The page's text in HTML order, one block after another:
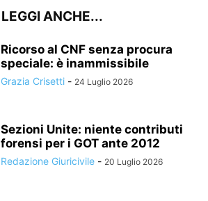
LEGGI ANCHE...
Ricorso al CNF senza procura
speciale: è inammissibile
Grazia Crisetti - 24 Luglio 2026
Sezioni Unite: niente contributi
forensi per i GOT ante 2012
Redazione Giuricivile - 20 Luglio 2026